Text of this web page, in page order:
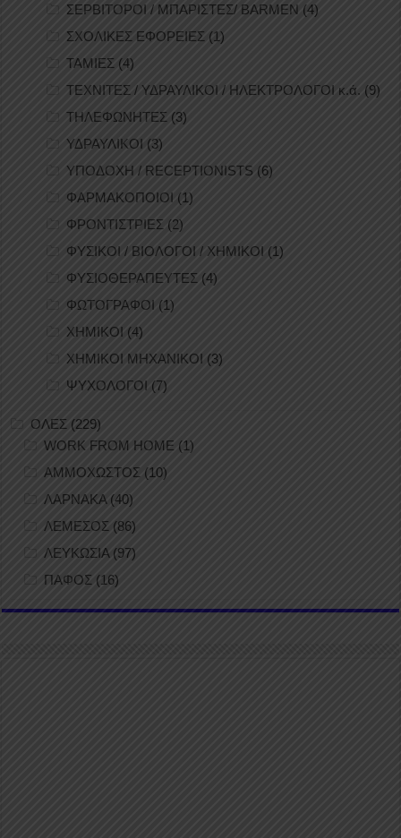
ΣΕΡΒΙΤΟΡΟΙ / ΜΠΑΡΙΣΤΕΣ/ BARMEN (4)
ΣΧΟΛΙΚΕΣ ΕΦΟΡΕΙΕΣ (1)
ΤΑΜΙΕΣ (4)
ΤΕΧΝΙΤΕΣ / ΥΔΡΑΥΛΙΚΟΙ / ΗΛΕΚΤΡΟΛΟΓΟΙ κ.ά. (9)
ΤΗΛΕΦΩΝΗΤΕΣ (3)
ΥΔΡΑΥΛΙΚΟΙ (3)
ΥΠΟΔΟΧΗ / RECEPTIONISTS (6)
ΦΑΡΜΑΚΟΠΟΙΟΙ (1)
ΦΡΟΝΤΙΣΤΡΙΕΣ (2)
ΦΥΣΙΚΟΙ / ΒΙΟΛΟΓΟΙ / ΧΗΜΙΚΟΙ (1)
ΦΥΣΙΟΘΕΡΑΠΕΥΤΕΣ (4)
ΦΩΤΟΓΡΑΦΟΙ (1)
ΧΗΜΙΚΟΙ (4)
ΧΗΜΙΚΟΙ ΜΗΧΑΝΙΚΟΙ (3)
ΨΥΧΟΛΟΓΟΙ (7)
ΟΛΕΣ (229)
WORK FROM HOME (1)
ΑΜΜΟΧΩΣΤΟΣ (10)
ΛΑΡΝΑΚΑ(40)
ΛΕΜΕΣΟΣ (86)
ΛΕΥΚΩΣΙΑ(97)
ΠΑΦΟΣ (16)